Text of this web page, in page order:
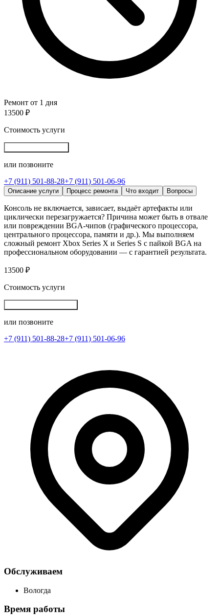
Ремонт от 1 дня
13500 ₽
Стоимость услуги
или позвоните
+7 (911) 501-88-28+7 (911) 501-06-96
Описание услуги Процесс ремонта Что входит Вопросы
Консоль не включается, зависает, выдаёт артефакты или
циклически перезагружается? Причина может быть в отвале
или повреждении BGA‑чипов (графического процессора,
центрального процессора, памяти и др.). Мы выполняем
сложный ремонт Xbox Series X и Series S с пайкой BGA на
профессиональном оборудовании — с гарантией результата.
13500 ₽
Стоимость услуги
или позвоните
+7 (911) 501-88-28+7 (911) 501-06-96
Обслуживаем
Вологда
Время работы